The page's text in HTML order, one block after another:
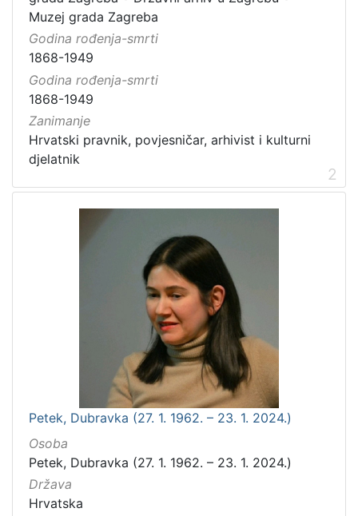
Muzej grada Zagreba
Godina rođenja-smrti
1868-1949
Godina rođenja-smrti
1868-1949
Zanimanje
Hrvatski pravnik, povjesničar, arhivist i kulturni
djelatnik
2
Petek, Dubravka (27. 1. 1962. – 23. 1. 2024.)
Osoba
Petek, Dubravka (27. 1. 1962. – 23. 1. 2024.)
Država
Hrvatska